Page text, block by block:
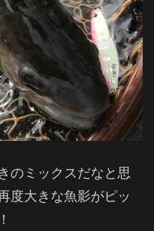
のミックスだなと思
度大きな魚影がピッ